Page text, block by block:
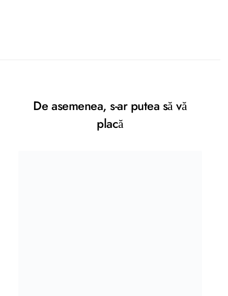
De asemenea, s-ar putea să vă
placă